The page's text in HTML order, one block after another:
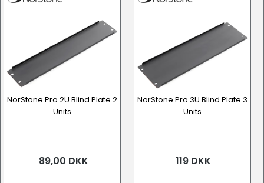
NorStone Pro 2U Blind Plate 2
Units
89,00 DKK
NorStone Pro 3U Blind Plate 3
Units
119 DKK